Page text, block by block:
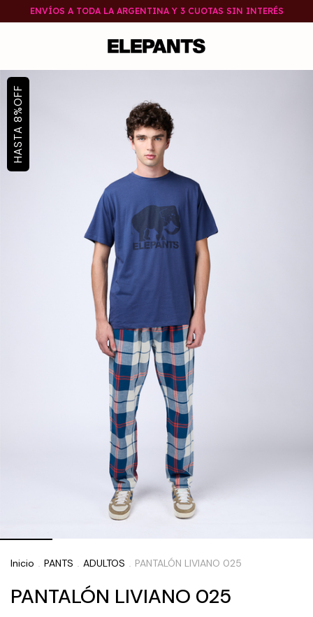
ENVÍOS A TODA LA ARGENTINA Y 3 CUOTAS SIN INTERÉS
8
%
OFF
Inicio . PANTS . ADULTOS . PANTALÓN LIVIANO 025
PANTALÓN LIVIANO 025